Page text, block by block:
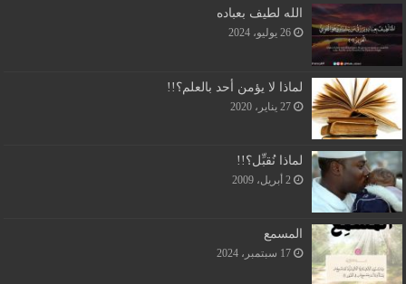
الله لطيف بعباده
26 يوليو، 2024
لماذا لا يؤمن أحد بالعلم؟!!
27 يناير، 2020
لماذا نُقبِّل؟!!
2 أبريل، 2009
المسمع
17 سبتمبر، 2024